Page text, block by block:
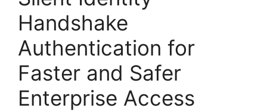
Handshake
Authentication for
Faster and Safer
Enterprise Access